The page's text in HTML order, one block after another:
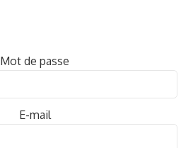
Mot de passe
E-mail